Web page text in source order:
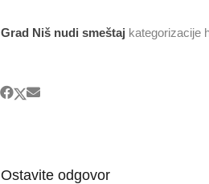
Grad Niš nudi smeštaj kategorizacije
Ostavite odgovor